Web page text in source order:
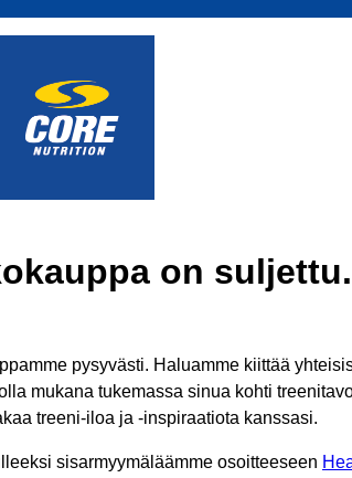
on suljettu.
pysyvästi. Haluamme kiittää
mukana tukemassa sinua kohti
treeni-iloa ja -inspiraatiota kanssasi.
sisarmyymäläämme osoitteeseen